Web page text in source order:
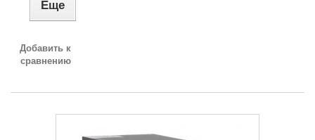
Еще
Добавить к
сравнению